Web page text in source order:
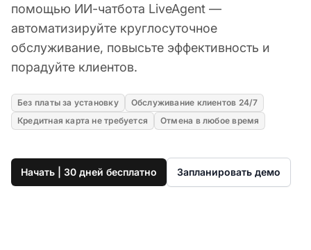
помощью ИИ-чатбота LiveAgent —
автоматизируйте круглосуточное
обслуживание, повысьте эффективность и
порадуйте клиентов.
Без платы за установку
Обслуживание клиентов 24/7
Кредитная карта не требуется
Отмена в любое время
Начать | 30 дней бесплатно Запланировать демо